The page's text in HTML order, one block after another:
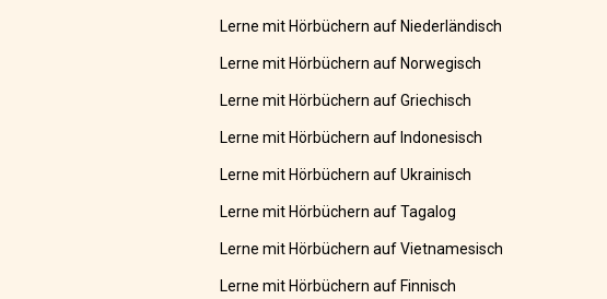
Lerne mit Hörbüchern auf Niederländisch
Lerne mit Hörbüchern auf Norwegisch
Lerne mit Hörbüchern auf Griechisch
Lerne mit Hörbüchern auf Indonesisch
Lerne mit Hörbüchern auf Ukrainisch
Lerne mit Hörbüchern auf Tagalog
Lerne mit Hörbüchern auf Vietnamesisch
Lerne mit Hörbüchern auf Finnisch